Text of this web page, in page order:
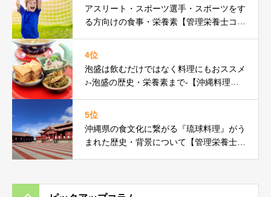
アスリート・スポーツ選手・スポーツをす
る方向けの食事・栄養素【管理栄養士コラ
4位
泡盛は飲むだけではなく料理にもおススメ
♪-泡盛の歴史・栄養素まで-【沖縄料理研
5位
沖縄県の食文化に繋がる『琉球料理』がう
まれた歴史・背景について【管理栄養士コ